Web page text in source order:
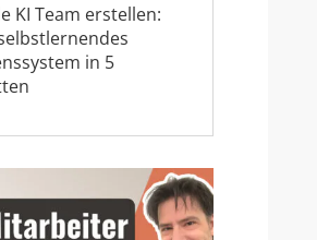
KI Team erstellen:
in 5